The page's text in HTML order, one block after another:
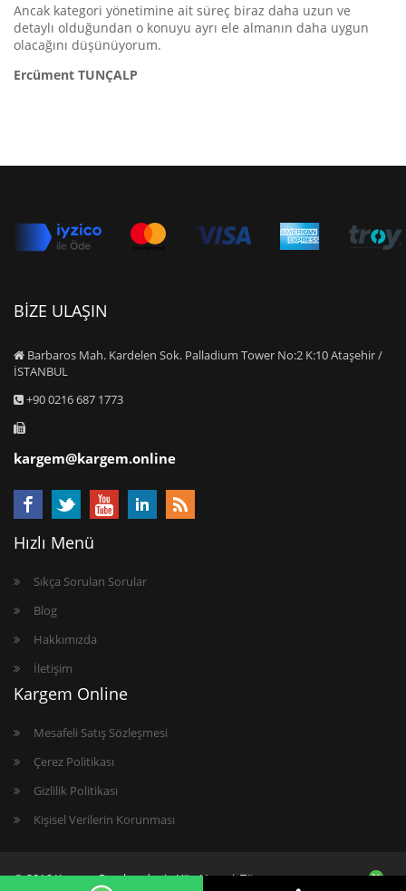
Ancak kategori yönetimine ait süreç biraz daha uzun ve
detaylı olduğundan o konuyu ayrı ele almanın daha uygun
olacağını düşünüyorum.
Ercüment TUNÇALP
BİZE ULAŞIN
Barbaros Mah. Kardelen Sok. Palladium Tower No:2 K:10 Ataşehir /
İSTANBUL
+90 0216 687 1773
kargem@kargem.online
Hızlı Menü
Sıkça Sorulan Sorular
Blog
Hakkımızda
İletişim
Kargem Online
Mesafeli Satış Sözleşmesi
Çerez Politikası
Gizlilik Politikası
Kişisel Verilerin Korunması
© 2016 Kargem Perakendenin Yön Vereni. Tüm